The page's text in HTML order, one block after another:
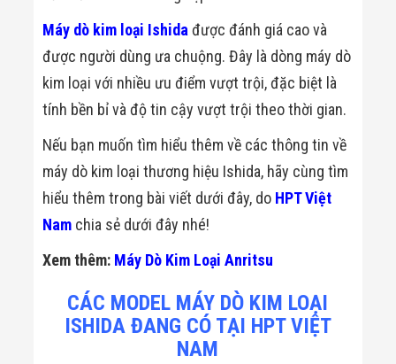
Máy dò kim loại Ishida được đánh giá cao và
được người dùng ưa chuộng. Đây là dòng máy dò
kim loại với nhiều ưu điểm vượt trội, đặc biệt là
tính bền bỉ và độ tin cậy vượt trội theo thời gian.
Nếu bạn muốn tìm hiểu thêm về các thông tin về
máy dò kim loại thương hiệu Ishida, hãy cùng tìm
hiểu thêm trong bài viết dưới đây, do HPT Việt
Nam chia sẻ dưới đây nhé!
Xem thêm: Máy Dò Kim Loại Anritsu
CÁC MODEL MÁY DÒ KIM LOẠI
ISHIDA ĐANG CÓ TẠI HPT VIỆT
NAM